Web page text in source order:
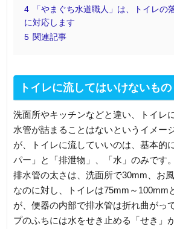
4
「やまぐち水道職人」は、トイレの
に対応します
5 関連記事
トイレに流してはいけないもの
洗面所やキッチンなどと違い、トイレ
水管が詰まることはないというイメー
が、トイレに流していいのは、基本的
パー」と「排泄物」、「水」のみです。
排水管の太さは、洗面所で30mm、お
なのに対し、トイレは75mm～100mm
が、便器の内部で排水管は折れ曲がっ
プのふちには水をせき止める「せき」